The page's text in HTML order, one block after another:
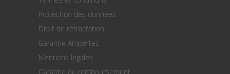
Le calculateur des frais de port
Paramètres des cookies
Protection des données
Droit de rétractation
Garantie Ampertec
Mentions légales
Garantie de remboursement